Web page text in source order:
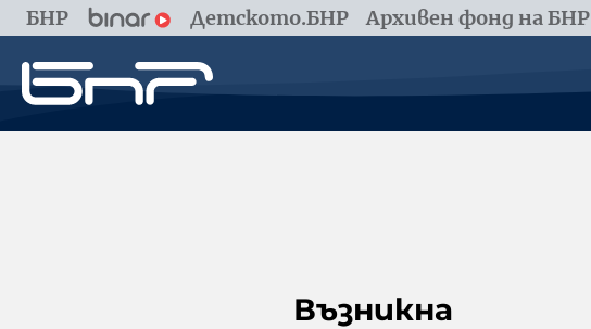
БНР Детското.БНР Архивен фонд на БНР
Възникна